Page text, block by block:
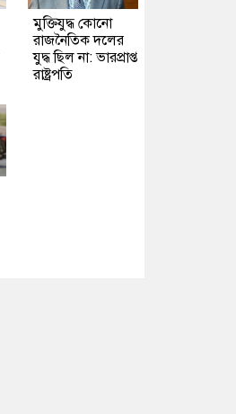
মুক্তিযুদ্ধ কোনো
রাজনৈতিক দলের
যুদ্ধ ছিল না: ভারপ্রাপ্ত
রাষ্ট্রপতি